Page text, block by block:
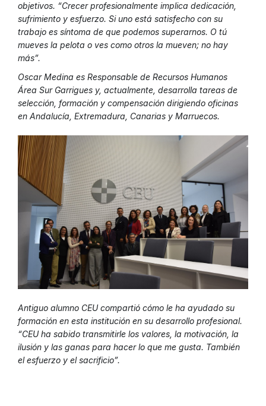
objetivos. “Crecer profesionalmente implica dedicación,
sufrimiento y esfuerzo. Si uno está satisfecho con su
trabajo es síntoma de que podemos superarnos. O tú
mueves la pelota o ves como otros la mueven; no hay
más”.
Oscar Medina es Responsable de Recursos Humanos
Área Sur Garrigues y, actualmente, desarrolla tareas de
selección, formación y compensación dirigiendo oficinas
en Andalucía, Extremadura, Canarias y Marruecos.
Antiguo alumno CEU compartió cómo le ha ayudado su
formación en esta institución en su desarrollo profesional.
“CEU ha sabido transmitirle los valores, la motivación, la
ilusión y las ganas para hacer lo que me gusta. También
el esfuerzo y el sacrificio”.